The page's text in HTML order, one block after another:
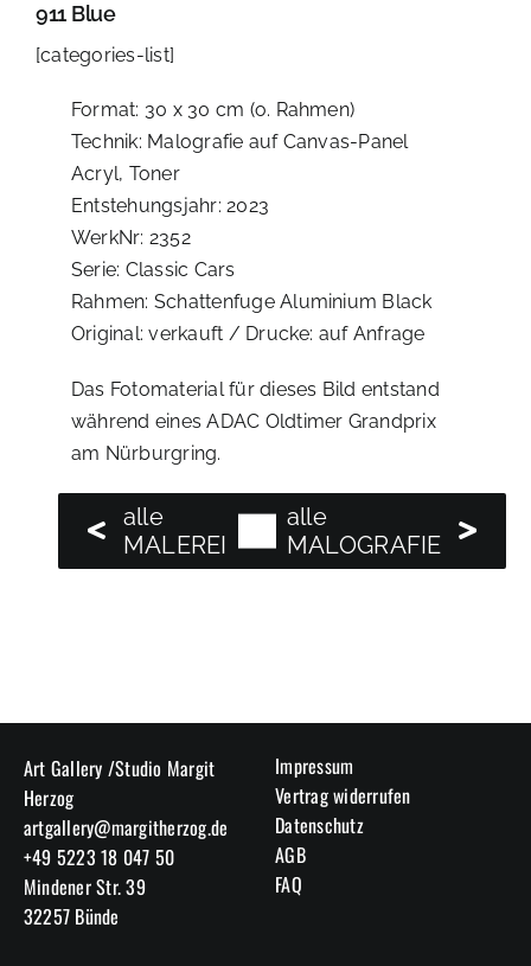
911 Blue
[categories-list]
Format: 30 x 30 cm (o. Rahmen)
Technik: Malografie auf Canvas-Panel
Acryl, Toner
Entstehungsjahr: 2023
WerkNr: 2352
Serie: Classic Cars
Rahmen: Schattenfuge Aluminium Black
Original: verkauft / Drucke: auf Anfrage
Das Fotomaterial für dieses Bild entstand
während eines ADAC Oldtimer Grandprix
am Nürburgring.
alle
MALEREI
alle
MALOGRAFIE
Art Gallery /Studio Margit
Herzog
artgallery@margitherzog.de
+49 5223 18 047 50
Mindener Str. 39
32257 Bünde
Impressum
Vertrag widerrufen
Datenschutz
AGB
FAQ